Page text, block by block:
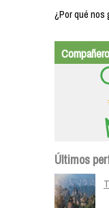
¿Por qué nos
Últimos